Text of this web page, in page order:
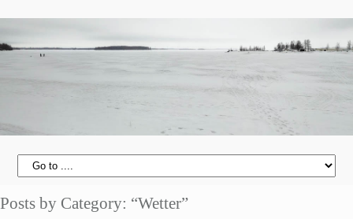
Posts by Category: “Wetter”